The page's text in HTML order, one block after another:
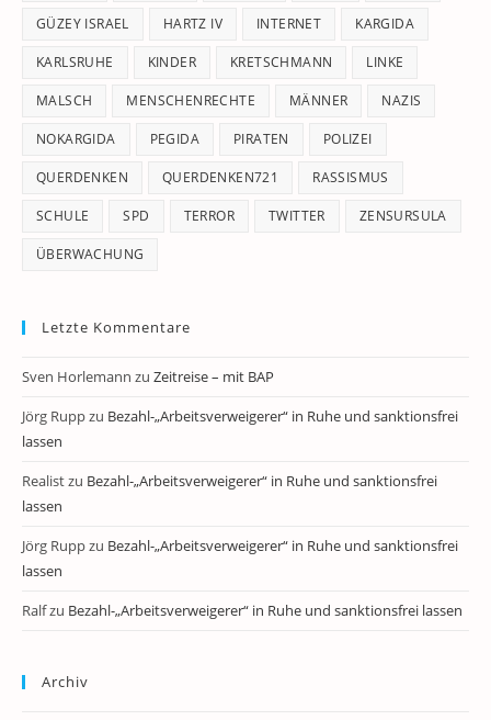
GÜZEY ISRAEL HARTZ IV INTERNET KARGIDA
KARLSRUHE KINDER KRETSCHMANN LINKE
MALSCH MENSCHENRECHTE MÄNNER NAZIS
NOKARGIDA PEGIDA PIRATEN POLIZEI
QUERDENKEN QUERDENKEN721 RASSISMUS
SCHULE SPD TERROR TWITTER ZENSURSULA
ÜBERWACHUNG
Letzte Kommentare
Sven Horlemann zu Zeitreise – mit BAP
Jörg Ruppzu Bezahl-„Arbeitsverweigerer“ in Ruhe und sanktionsfrei
lassen
Realistzu Bezahl-„Arbeitsverweigerer“ in Ruhe und sanktionsfrei
lassen
Jörg Ruppzu Bezahl-„Arbeitsverweigerer“ in Ruhe und sanktionsfrei
lassen
Ralfzu Bezahl-„Arbeitsverweigerer“ in Ruhe und sanktionsfrei lassen
Archiv